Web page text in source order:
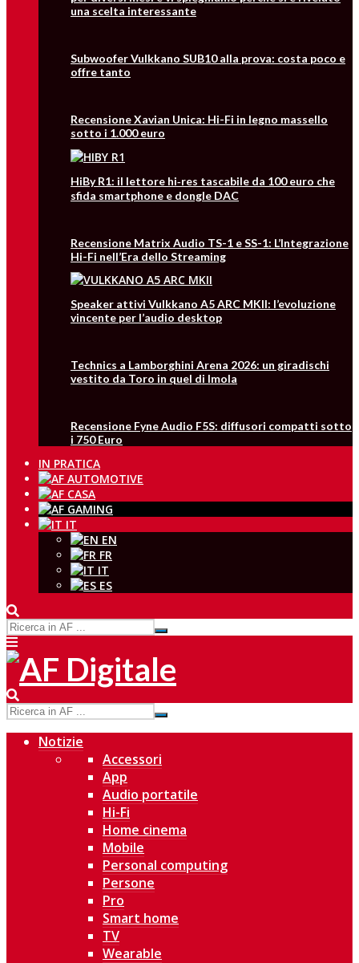
una scelta interessante
Subwoofer Vulkkano SUB10 alla prova: costa poco e
offre tanto
Recensione Xavian Unica: Hi-Fi in legno massello
sotto i 1.000 euro
HiBy R1: il lettore hi‑res tascabile da 100 euro che
sfida smartphone e dongle DAC
Recensione Matrix Audio TS-1 e SS-1: L’Integrazione
Hi-Fi nell’Era dello Streaming
Speaker attivi Vulkkano A5 ARC MKII: l’evoluzione
vincente per l’audio desktop
Technics a Lamborghini Arena 2026: un giradischi
vestito da Toro in quel di Imola
Recensione Fyne Audio F5S: diffusori compatti sotto
i 750 Euro
IN PRATICA
IT
EN
FR
IT
ES
Notizie
Accessori
App
Audio portatile
Hi-Fi
Home cinema
Mobile
Personal computing
Persone
Pro
Smart home
TV
Wearable